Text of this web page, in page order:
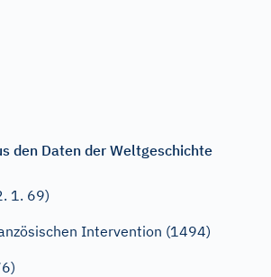
den Daten der Weltgeschichte
1. 69)
Intervention (1494)